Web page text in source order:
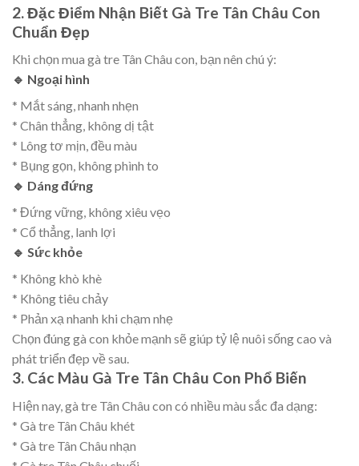
2. Đặc Điểm Nhận Biết Gà Tre Tân Châu Con
Chuẩn Đẹp
Khi chọn mua gà tre Tân Châu con, bạn nên chú ý:
🔹 Ngoại hình
* Mắt sáng, nhanh nhẹn
* Chân thẳng, không dị tật
* Lông tơ mịn, đều màu
* Bụng gọn, không phình to
🔹 Dáng đứng
* Đứng vững, không xiêu vẹo
* Cổ thẳng, lanh lợi
🔹 Sức khỏe
* Không khò khè
* Không tiêu chảy
* Phản xạ nhanh khi chạm nhẹ
Chọn đúng gà con khỏe mạnh sẽ giúp tỷ lệ nuôi sống cao và
phát triển đẹp về sau.
3. Các Màu Gà Tre Tân Châu Con Phổ Biến
Hiện nay, gà tre Tân Châu con có nhiều màu sắc đa dạng:
* Gà tre Tân Châu khét
* Gà tre Tân Châu nhạn